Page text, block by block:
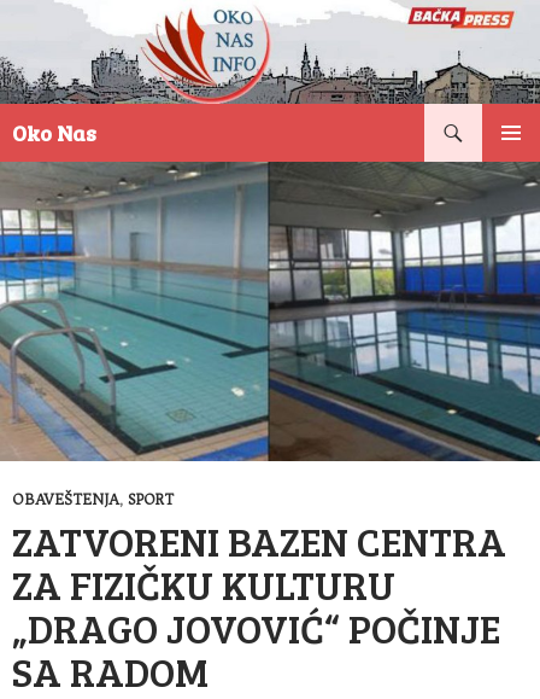
Oko Nas
SADRŽAJ
OBAVEŠTENJA, SPORT
ZATVORENI BAZEN CENTRA
ZA FIZIČKU KULTURU
„DRAGO JOVOVIĆ“ POČINJE
SA RADOM